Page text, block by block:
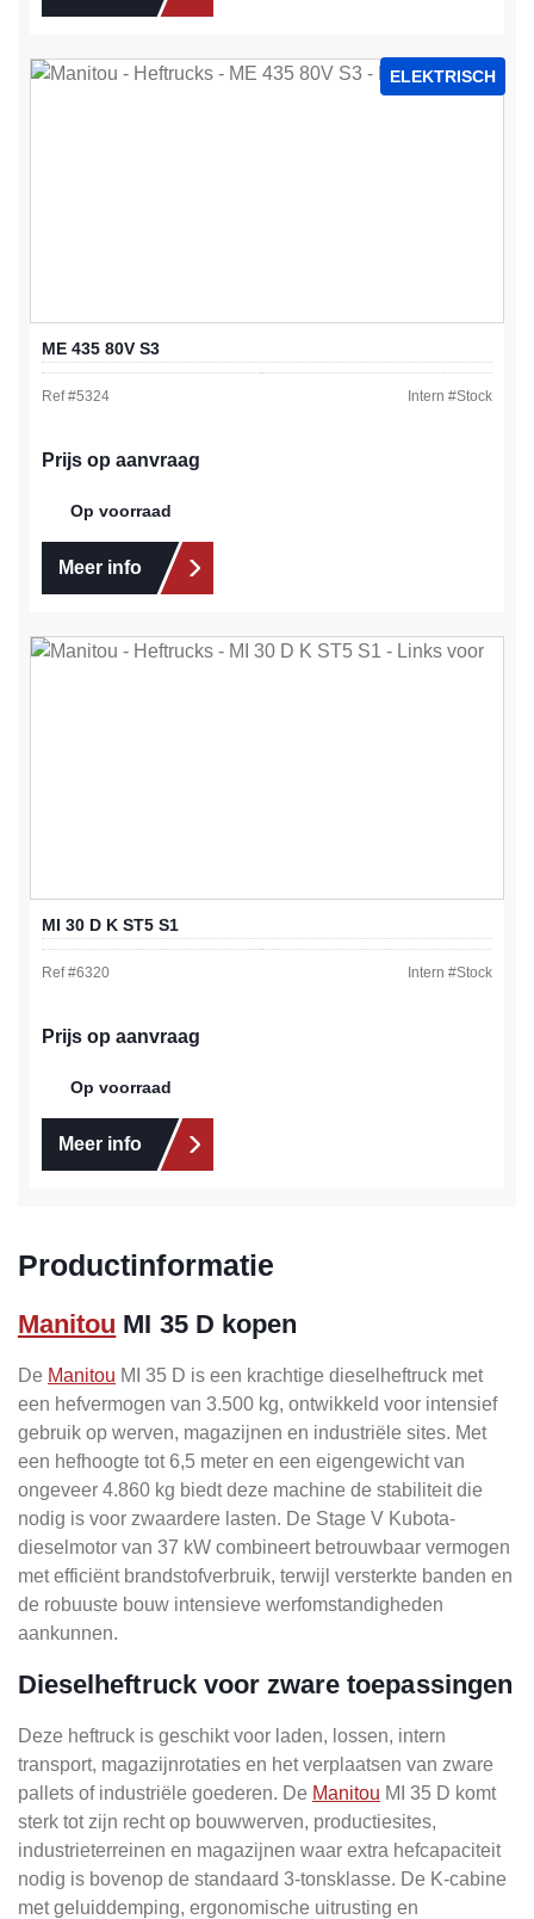
ELEKTRISCH
ME 435 80V S3
Ref #5324 Intern #Stock
Prijs op aanvraag
Op voorraad
Meer info
MI 30 D K ST5 S1
Ref #6320 Intern #Stock
Prijs op aanvraag
Op voorraad
Meer info
Productinformatie
Manitou MI 35 D kopen
De Manitou MI 35 D is een krachtige dieselheftruck met
een hefvermogen van 3.500 kg, ontwikkeld voor intensief
gebruik op werven, magazijnen en industriële sites. Met
een hefhoogte tot 6,5 meter en een eigengewicht van
ongeveer 4.860 kg biedt deze machine de stabiliteit die
nodig is voor zwaardere lasten. De Stage V Kubota-
dieselmotor van 37 kW combineert betrouwbaar vermogen
met efficiënt brandstofverbruik, terwijl versterkte banden en
de robuuste bouw intensieve werfomstandigheden
aankunnen.
Dieselheftruck voor zware toepassingen
Deze heftruck is geschikt voor laden, lossen, intern
transport, magazijnrotaties en het verplaatsen van zware
pallets of industriële goederen. De Manitou MI 35 D komt
sterk tot zijn recht op bouwwerven, productiesites,
industrieterreinen en magazijnen waar extra hefcapaciteit
nodig is bovenop de standaard 3-tonsklasse. De K-cabine
met geluiddemping, ergonomische uitrusting en